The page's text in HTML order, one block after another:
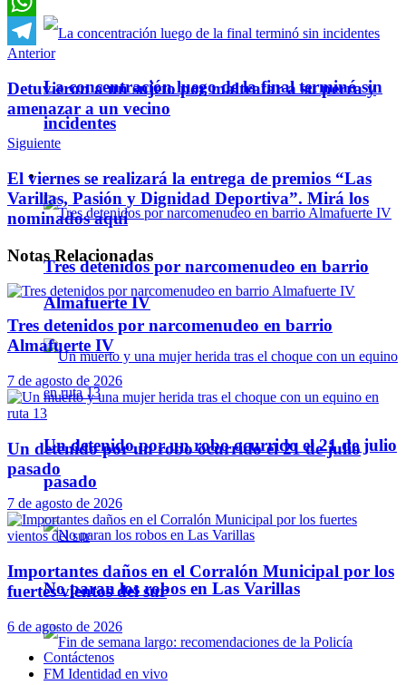
La concentración luego de la final terminó sin
incidentes
Policiales
Tres detenidos por narcomenudeo en barrio
Almafuerte IV
Un detenido por un robo ocurrido el 21 de julio
pasado
No paran los robos en Las Varillas
WhatsApp
Telegram
Anterior
Detuvieron a un sujeto por maltratar a su perra y
amenazar a un vecino
Siguiente
El viernes se realizará la entrega de premios “Las
Varillas, Pasión y Dignidad Deportiva”. Mirá los
nominados aquí
Notas Relacionadas
Tres detenidos por narcomenudeo en barrio
Almafuerte IV
7 de agosto de 2026
Un detenido por un robo ocurrido el 21 de julio
pasado
7 de agosto de 2026
Importantes daños en el Corralón Municipal por los
fuertes vientos del sur
6 de agosto de 2026
Contáctenos
FM Identidad en vivo